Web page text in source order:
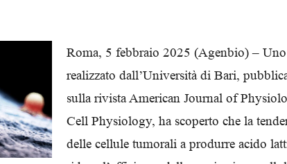
Roma, 5 febbraio 2025 (Agenbio) – Uno
realizzato dall’Università di Bari,
sulla rivista American Journal of
Cell Physiology, ha scoperto che la
delle cellule tumorali a produrre acido